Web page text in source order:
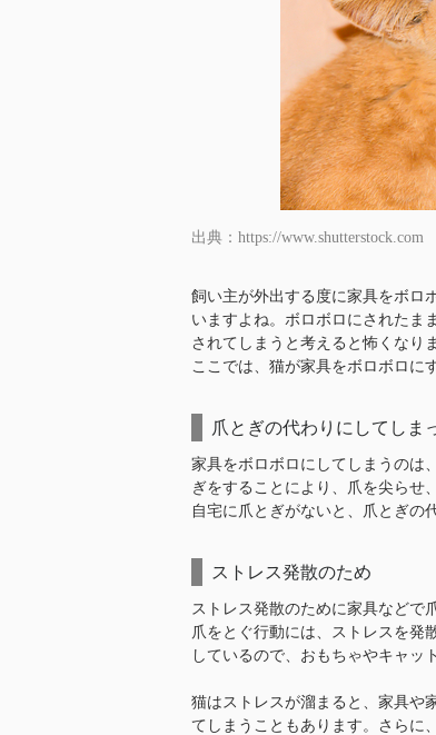
出典：https://www.shutterstock.com
飼い主が外出する度に家具をボロ
いますよね。ボロボロにされたま
されてしまうと考えると怖くなり
ここでは、猫が家具をボロボロに
爪とぎの代わりにしてしま
家具をボロボロにしてしまうのは
ぎをすることにより、爪を尖らせ
自宅に爪とぎがないと、爪とぎの
ストレス発散のため
ストレス発散のために家具などで
爪をとぐ行動には、ストレスを発
しているので、おもちゃやキャッ
猫はストレスが溜まると、家具や
てしまうこともあります。さらに